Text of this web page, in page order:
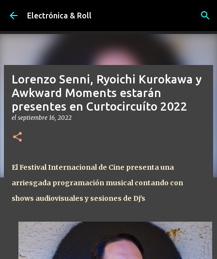
Ir al contenido principal
Electrónica & Roll
Lorenzo Senni, Ryoichi Kurokawa y
Awkward Moments estarán
presentes en Curtocircuíto 2022
el septiembre 16, 2022
El Festival Internacional de Cine presenta una
arriesgada programación musical contando con
shows audiovisuales y sesiones de Dj's